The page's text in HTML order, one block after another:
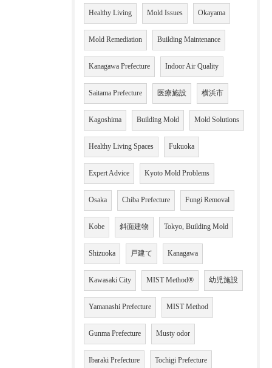
Healthy Living Mold Issues Okayama
Mold Remediation Building Maintenance
Kanagawa Prefecture Indoor Air Quality
Saitama Prefecture 医療施設 横浜市
Kagoshima Building Mold Mold Solutions
Healthy Living Spaces Fukuoka
Expert Advice Kyoto Mold Problems
Osaka Chiba Prefecture Fungi Removal
Kobe 斜面建物 Tokyo, Building Mold
Shizuoka 戸建て Kanagawa
Kawasaki City MIST Method® 幼児施設
Yamanashi Prefecture MIST Method
Gunma Prefecture Musty odor
Ibaraki Prefecture Tochigi Prefecture